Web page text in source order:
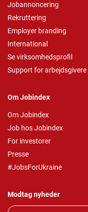
Jobannoncering
Rekruttering
Employer branding
International
Se virksomhedsprofil
Support for arbejdsgivere
Om Jobindex
Om Jobindex
Job hos Jobindex
For investorer
Presse
#JobsForUkraine
Modtag nyheder